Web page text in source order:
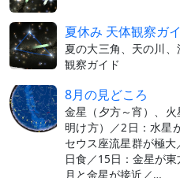
夏休み 天体観察ガ
夏の大三角、天の川
観察ガイド
8月の見どころ
金星（夕方～宵）、
明け方）／2日：水星
セウス座流星群が極
日食／15日：金星が
月と金星が接近／…